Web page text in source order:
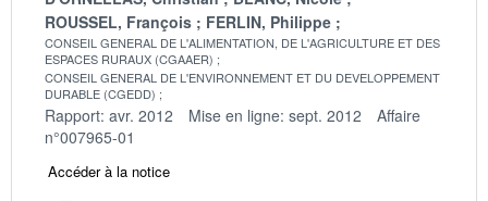
ROUSSEL, François
FERLIN, Philippe
CONSEIL GENERAL DE L'ALIMENTATION, DE L'AGRICULTURE ET DES
ESPACES RURAUX (CGAAER)
CONSEIL GENERAL DE L'ENVIRONNEMENT ET DU DEVELOPPEMENT
DURABLE (CGEDD)
Rapport: avr. 2012 Mise en ligne: sept. 2012
Affaire
n°007965-01
Accéder à la notice